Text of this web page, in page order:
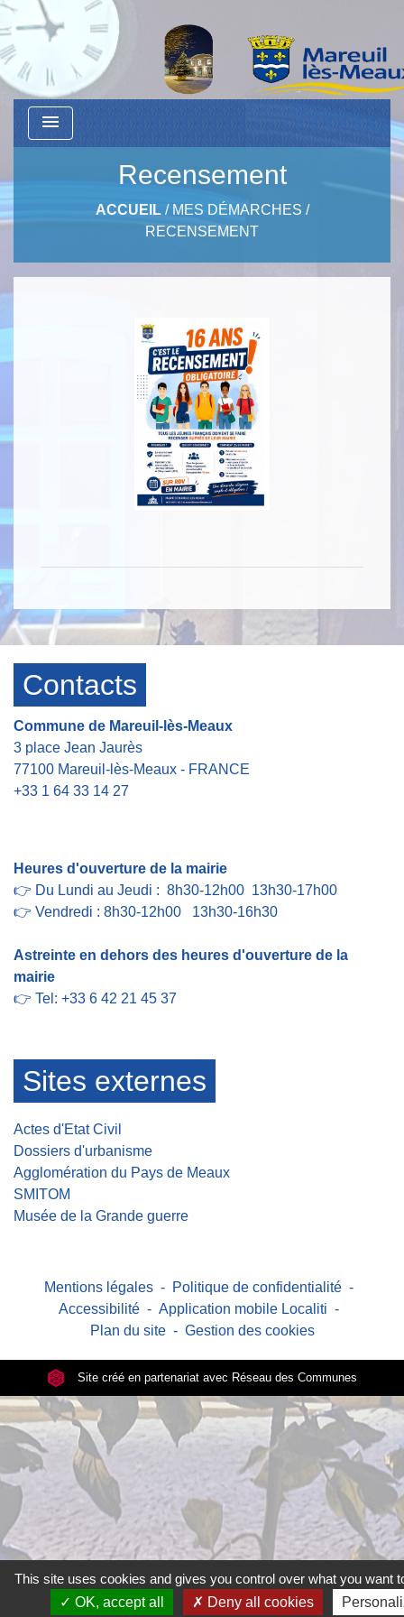
menu
Recensement
ACCUEIL/ MES DÉMARCHES /
RECENSEMENT
Contacts
Commune de Mareuil-lès-Meaux
3 place Jean Jaurès
77100 Mareuil-lès-Meaux - FRANCE
+33 1 64 33 14 27
Heures d'ouverture de la mairie
👉 Du Lundi au Jeudi : 8h30-12h00 13h30-17h00
👉 Vendredi : 8h30-12h00 13h30-16h30
Astreinte en dehors des heures d'ouverture de la
mairie
👉 Tel: +33 6 42 21 45 37
Sites externes
Actes d'Etat Civil
Dossiers d'urbanisme
Agglomération du Pays de Meaux
SMITOM
Musée de la Grande guerre
Mentions légales - Politique de confidentialité -
Accessibilité - Application mobile Localiti -
Plan du site - Gestion des cookies
Site créé en partenariat avec Réseau des Communes
This site uses cookies and gives you control over what you want
OK, accept all
Deny all cookies